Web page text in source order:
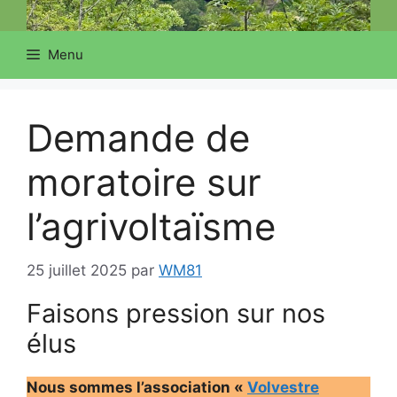
Menu
Demande de
moratoire sur
l’agrivoltaïsme
25 juillet 2025 par WM81
Faisons pression sur nos
élus
Nous sommes l’association « Volvestre